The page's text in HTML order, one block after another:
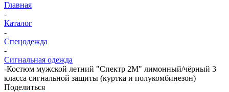
Главная
-
Каталог
-
Спецодежда
-
Сигнальная одежда
-Костюм мужской летний "Спектр 2М" лимонный/чёрный 3
класса сигнальной защиты (куртка и полукомбинезон)
Поделиться